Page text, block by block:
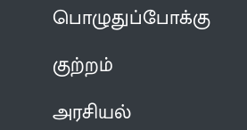
பொழுதுப்போக்கு
குற்றம்
அரசியல்